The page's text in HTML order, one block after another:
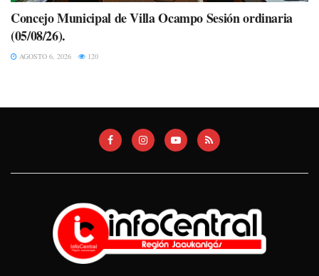
Concejo Municipal de Villa Ocampo Sesión ordinaria
(05/08/26).
AGOSTO 6, 2026 120